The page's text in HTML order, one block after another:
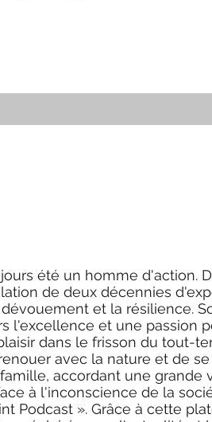
été un homme d'action.
de deux décennies
et la résilience.
l'excellence et une passion
dans le frisson du tout-
avec la nature et de
accordant une grande
à l'inconscience de la
Podcast ». Grâce à cette